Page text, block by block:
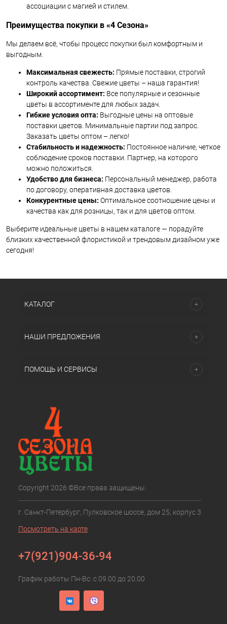
ассоциации с магией и стилем.
Преимущества покупки в «4 Сезона»
Мы делаем всё, чтобы процесс покупки был комфортным и
выгодным.
Максимальная свежесть: Прямые поставки, строгий
контроль качества. Свежие цветы – наша гарантия!
Широкий ассортимент: Все популярные и сезонные
цветы в ассортименте для любых задач.
Гибкие условия опта: Выгодные цены на оптовые
поставки цветов. Минимальные партии под запрос.
Заказать цветы оптом – легко!
Стабильность и надежность: Постоянное наличие, четкое
соблюдение сроков поставки. Партнер, на которого
можно положиться.
Удобство для бизнеса: Персональный менеджер, работа
по договору, оперативная доставка цветов.
Конкурентные цены: Оптимальное соотношение цены и
качества как для розницы, так и для цветов оптом.
Выберите идеальные цветы в нашем каталоге — порадуйте
близких качественной флористикой и трендовым дизайном уже
сегодня!
КАТАЛОГ
НАШИ ПРЕДЛОЖЕНИЯ
ПОМОЩЬ И СЕРВИСЫ
Copyright 2026 ©Все права защищены.
г. Санкт-Петербург, Пулковское шоссе, дом 25, корпус 3
Посмотреть на карте
+7(921)904-36-94
График работы Пн-Вс: с 09.00 до 20.00